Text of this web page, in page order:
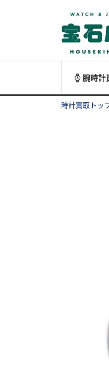
腕時計
時計買取トッ